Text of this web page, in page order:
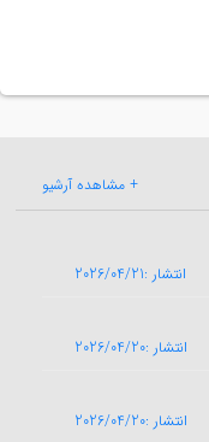
+ مشاهده آرشیو
انتشار :2026/04/21
انتشار :2026/04/20
انتشار :2026/04/20